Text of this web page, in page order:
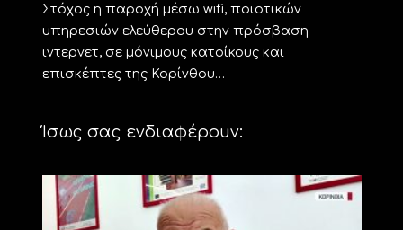
Στόχος η παροχή μέσω wifi, ποιοτικών
υπηρεσιών ελεύθερου στην πρόσβαση
ιντερνετ, σε μόνιμους κατοίκους και
επισκέπτες της Κορίνθου…
Ίσως σας ενδιαφέρουν: